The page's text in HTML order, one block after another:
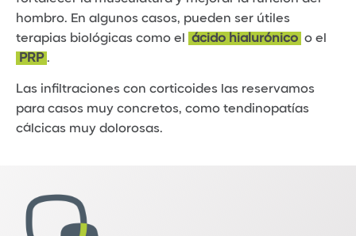
hombro. En algunos casos, pueden ser útiles
terapias biológicas como el
ácido hialurónico o el
PRP .
Las infiltraciones con corticoides las reservamos
para casos muy concretos, como tendinopatías
cálcicas muy dolorosas.